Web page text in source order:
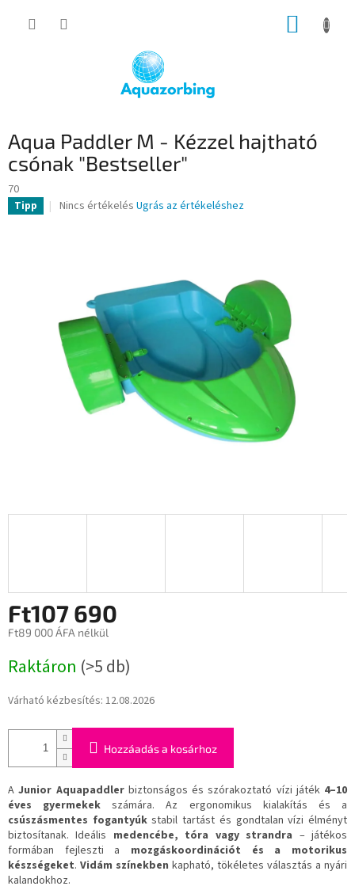
KOSÁR
Aqua Paddler M - Kézzel hajtható
csónak "Bestseller"
70
Tipp
A
csillag.
Nincs értékelés Ugrás az értékeléshez
Ft107 690
Ft89 000 ÁFA nélkül
Raktáron (>5 db)
Várható kézbesítés: 12.08.2026
Hozzáadás a kosárhoz
AJunior Aquapaddlerbiztonságos és szórakoztató vízi játék 4–10
éves gyermekek számára. Az ergonomikus kialakítás és a
csúszásmentes fogantyúkstabil tartást és gondtalan vízi élményt
biztosítanak. Ideális medencébe, tóra vagy strandra – játékos
formában fejleszti a mozgáskoordinációt és a motorikus
készségeket. Vidám színekben kapható, tökéletes választás a nyári
kalandokhoz.